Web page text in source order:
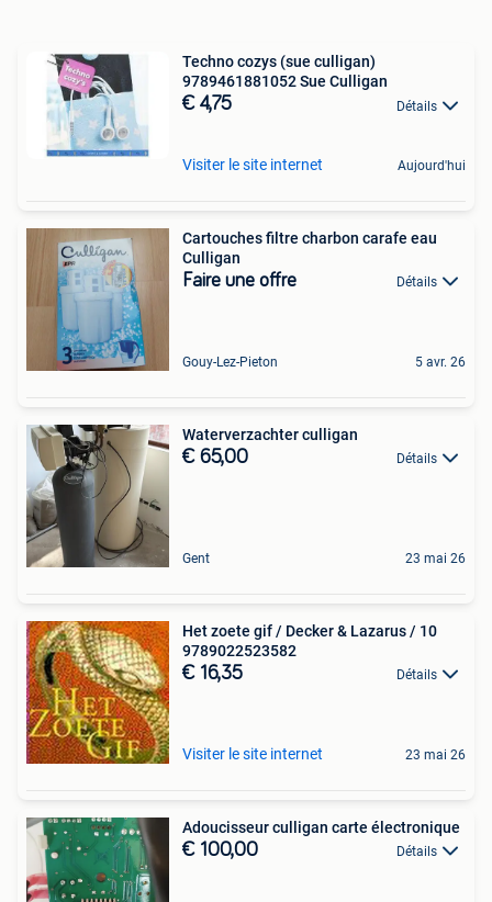
Techno cozys (sue culligan)
9789461881052 Sue Culligan
€ 4,75 Détails
Visiter le site internet Aujourd'hui
Cartouches filtre charbon carafe eau
Culligan
Faire une offre Détails
Gouy-Lez-Pieton 5 avr. 26
Waterverzachter culligan
€ 65,00 Détails
Gent 23 mai 26
Het zoete gif / Decker & Lazarus / 10
9789022523582
€ 16,35 Détails
Visiter le site internet 23 mai 26
Adoucisseur culligan carte électronique
€ 100,00 Détails